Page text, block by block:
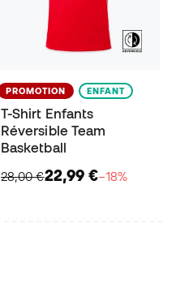
PROMOTION ENFANT
T-Shirt Enfants
Réversible Team
Basketball
28,00 €22,99 €−18%